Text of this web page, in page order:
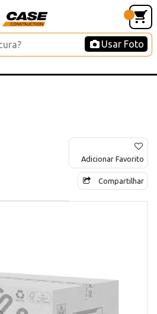
Usar Foto
Adicionar Favorito
Compartilhar